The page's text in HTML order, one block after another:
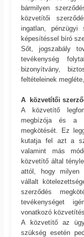
bármilyen
közvetítői
ingatlan, pénzügyi
képesítéssel bíró
Sőt, jogszabály
tevékenység
bizonyítvány,
feltételeinek
A közvetítői
A közvetítő
megbízója és a
megkötését. Ez
kutatja fel azt a
valamint más
közvetítő által
attól, hogy milyen
vállalt
szerződés
tevékenységet
vonatkozó közvetítés.
A közvetítő az
szükség esetén